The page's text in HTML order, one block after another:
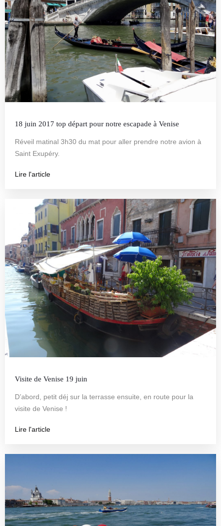
18 juin 2017 top départ pour notre escapade à Venise
Réveil matinal 3h30 du mat pour aller prendre notre avion à
Saint Exupéry.
Lire l'article
Visite de Venise 19 juin
D’abord, petit déj sur la terrasse ensuite, en route pour la
visite de Venise !
Lire l'article